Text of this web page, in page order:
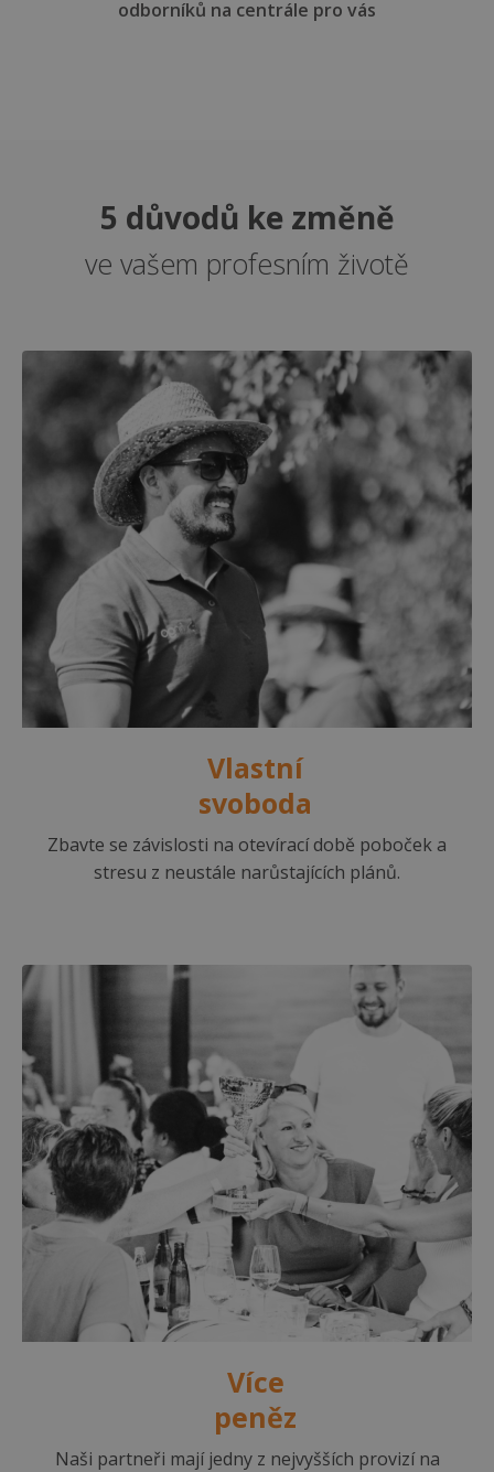
odborníků na centrále pro vás
5 důvodů ke změně
ve vašem profesním životě
Vlastní
svoboda
Zbavte se závislosti na otevírací době poboček a
stresu z neustále narůstajících plánů.
Více
peněz
Naši partneři mají jedny z nejvyšších provizí na